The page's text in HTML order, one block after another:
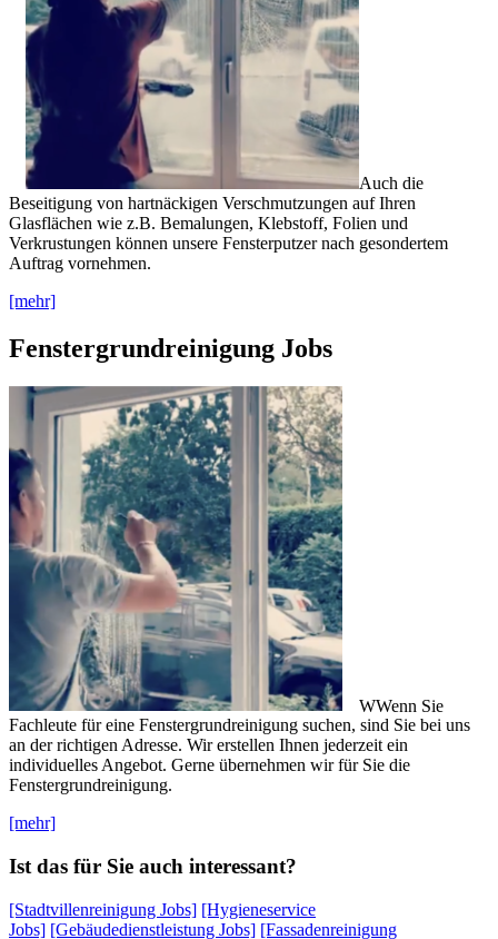
Auch die
Beseitigung von hartnäckigen Verschmutzungen auf Ihren
Glasflächen wie z.B. Bemalungen, Klebstoff, Folien und
Verkrustungen können unsere Fensterputzer nach gesondertem
Auftrag vornehmen.
[mehr]
Fenstergrundreinigung Jobs
WWenn Sie
Fachleute für eine Fenstergrundreinigung suchen, sind Sie bei uns
an der richtigen Adresse. Wir erstellen Ihnen jederzeit ein
individuelles Angebot. Gerne übernehmen wir für Sie die
Fenstergrundreinigung.
[mehr]
Ist das für Sie auch interessant?
[Stadtvillenreinigung Jobs] [Hygieneservice
Jobs] [Gebäudedienstleistung Jobs] [Fassadenreinigung